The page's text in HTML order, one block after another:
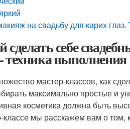
на свадьбу для карих
сделать себе
техника выполнения
мастер-классов, как
максимально простые и
косметика должна быть
мы расскажем вам о том,